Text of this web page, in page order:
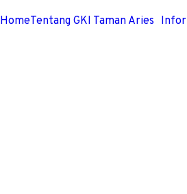
HomeTentang GKI Taman Aries